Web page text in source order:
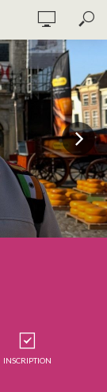
INSCRIPTION